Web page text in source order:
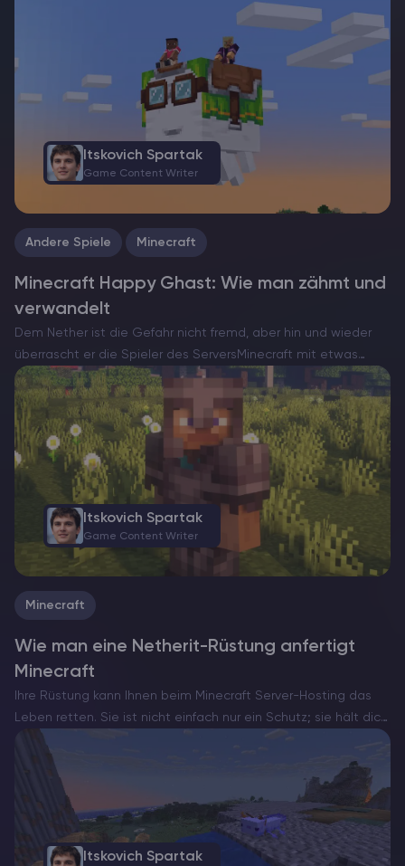
Andere Spiele Minecraft
Minecraft Happy Ghast: Wie man zähmt und
verwandelt
Dem Nether ist die Gefahr nicht fremd, aber hin und wieder
überrascht er die Spieler des ServersMinecraft mit etwas
ungewöhnlich Herzerwärmendem. Hier kommt die Happy
Ghast – eine seltene und friedliche Version der normalerweise
feindlichen…
Itskovich Spartak
Game Content Writer
Minecraft
Wie man eine Netherit-Rüstung anfertigt
Minecraft
Ihre Rüstung kann Ihnen beim Minecraft Server-Hosting das
Leben retten. Sie ist nicht einfach nur ein Schutz; sie hält dich
in den härtesten Kämpfen am Leben. Netherit-Rüstung ist die
Itskovich Spartak
Game Content Writer
Itskovich Spartak